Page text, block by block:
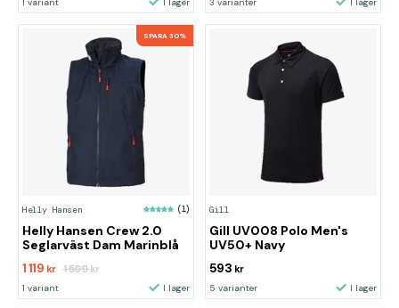
SPARA 30%
Helly Hansen (1)
Helly Hansen Crew 2.0
Seglarväst Dam Marinblå
1 119 kr 1 599kr
1 variant I lager
Gill
Gill UV008 Polo Men's
UV50+ Navy
593 kr
5 varianter I lager